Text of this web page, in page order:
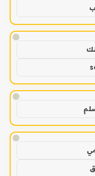
!
!
!